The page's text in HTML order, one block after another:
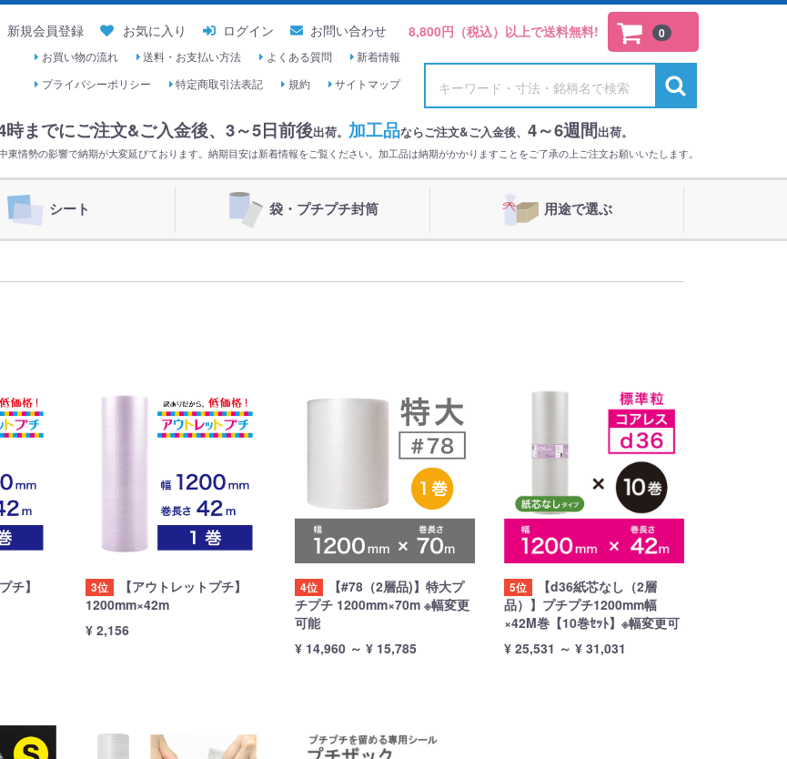
新規会員登録 お気に入り ログイン お問い合わせ 0
8,800円（税込）以上で送料無料!
お買い物の流れ 送料・お支払い方法 よくある質問
新着情報
プライバシーポリシー
特定商取引法表記 規約 サイトマップ
時までにご注文&ご入金後、 3～5日前後出荷。 加工品ならご注文&ご入金後、 4～6週間出荷。
東情勢の影響で納期が大変延びております。納期目安は新着情報をご覧ください。加工品は納期がかかりますことをご了承の上ご注文お願いいたします。
シート 袋・プチプチ封筒 用途で選ぶ
チ】
3位
【アウトレットプチ】
1200mm×42m
¥ 2,156
4位
【#78（2層品)】特大プ
チプチ 1200mm×70m ※幅変更
可能
¥ 14,960 ～ ¥ 15,785
5位
【d36紙芯なし（2層
品）】プチプチ1200mm幅
×42M巻【10巻ｾｯﾄ】※幅変更可
¥ 25,531 ～ ¥ 31,031